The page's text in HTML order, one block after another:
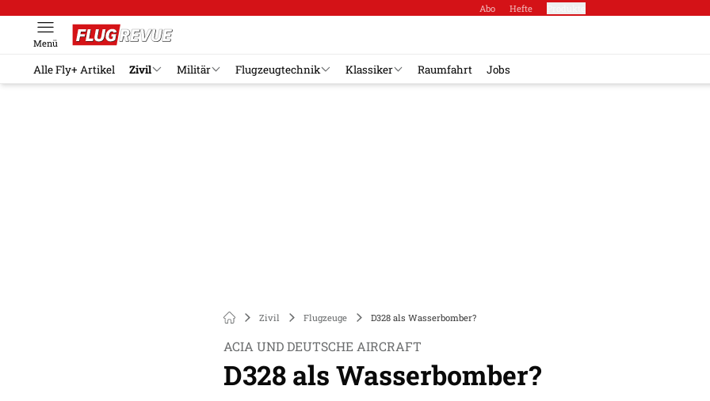
Abo Hefte
Menü
Alle Fly+ Artikel Zivil Militär Flugzeugtechnik Klassiker Raumfahrt Jobs
Zivil Flugzeuge D328 als Wasserbomber?
ACIA UND DEUTSCHE AIRCRAFT
D328 als Wasserbomber?